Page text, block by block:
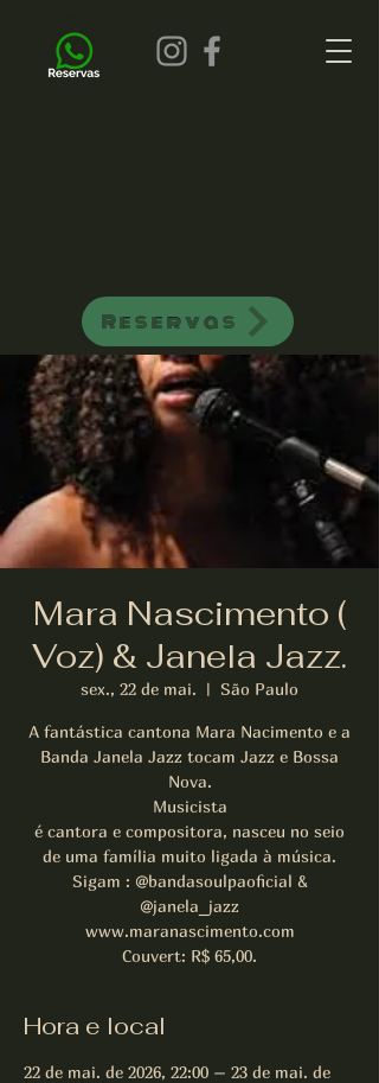
Reservas
Mara Nascimento (
Voz) & Janela Jazz.
sex., 22 de mai.
  |
São Paulo
A fantástica cantona Mara Nacimento e a
Banda Janela Jazz tocam Jazz e Bossa
Nova.
Musicista
é cantora e compositora, nasceu no seio
de uma família muito ligada à música.
Sigam : @bandasoulpaoficial &
@janela_jazz
www.maranascimento.com
Couvert: R$ 65,00.
Hora e local
22 de mai. de 2026, 22:00 – 23 de mai. de